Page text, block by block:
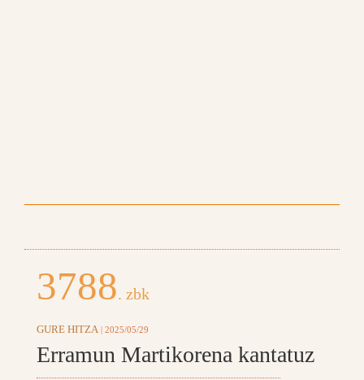
3788. zbk
GURE HITZA | 2025/05/29
Erramun Martikorena kantatuz